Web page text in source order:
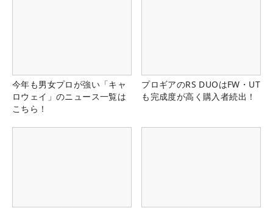
今年も男女プロが強い「キャ
ロウェイ」のニュース一覧は
こちら！
プロギアのRS DUOはFW・UT
も完成度が高く購入者続出！